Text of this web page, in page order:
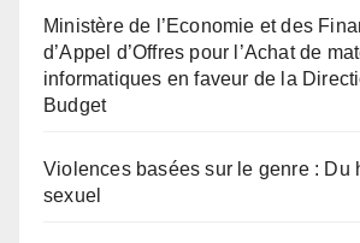
Ministère de l’Economie et des
d’Appel d’Offres pour l’Achat de
informatiques en faveur de la
Budget
Violences basées sur le genre : Du
sexuel